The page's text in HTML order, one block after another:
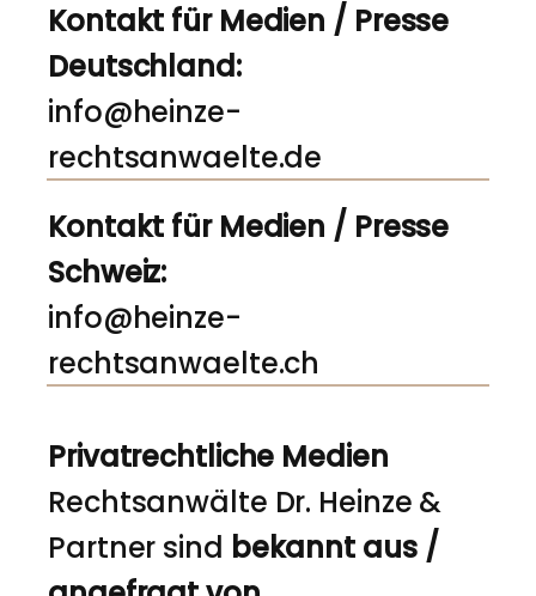
Kontakt für Medien / Presse
Deutschland:
info@heinze-
rechtsanwaelte.de
Kontakt für Medien / Presse
Schweiz:
info@heinze-
rechtsanwaelte.ch
Privatrechtliche Medien
Rechtsanwälte Dr. Heinze &
Partner sind bekannt aus /